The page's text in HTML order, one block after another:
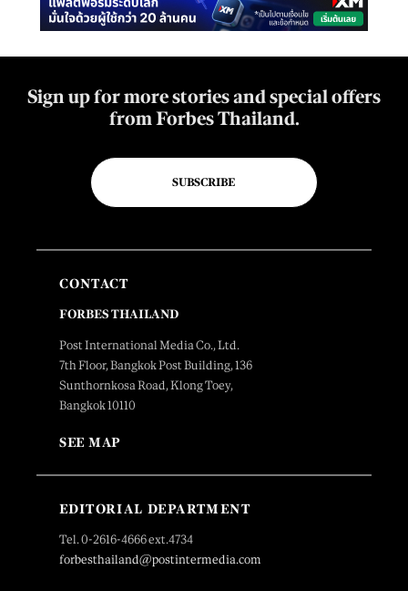
Sign up for more stories and special offers
from Forbes Thailand.
SUBSCRIBE
CONTACT
FORBES THAILAND
Post International Media Co., Ltd.
7th Floor, Bangkok Post Building, 136
Sunthornkosa Road, Klong Toey,
Bangkok 10110
SEE MAP
EDITORIAL DEPARTMENT
Tel. 0-2616-4666 ext.4734
forbesthailand@postintermedia.com